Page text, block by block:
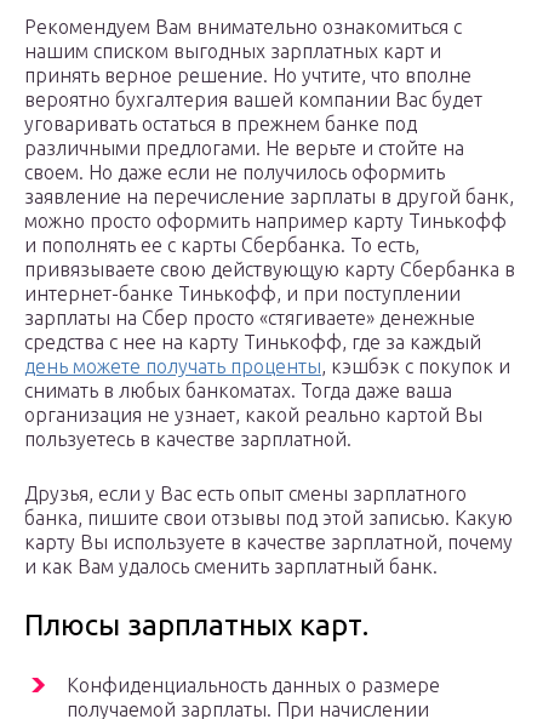
Рекомендуем Вам внимательно ознакомиться с
нашим списком выгодных зарплатных карт и
принять верное решение. Но учтите, что вполне
вероятно бухгалтерия вашей компании Вас будет
уговаривать остаться в прежнем банке под
различными предлогами. Не верьте и стойте на
своем. Но даже если не получилось оформить
заявление на перечисление зарплаты в другой банк,
можно просто оформить например карту Тинькофф
и пополнять ее с карты Сбербанка. То есть,
привязываете свою действующую карту Сбербанка в
интернет-банке Тинькофф, и при поступлении
зарплаты на Сбер просто «стягиваете» денежные
средства с нее на карту Тинькофф, где за каждый
день можете получать проценты, кэшбэк с покупок и
снимать в любых банкоматах. Тогда даже ваша
организация не узнает, какой реально картой Вы
пользуетесь в качестве зарплатной.
Друзья, если у Вас есть опыт смены зарплатного
банка, пишите свои отзывы под этой записью. Какую
карту Вы используете в качестве зарплатной, почему
и как Вам удалось сменить зарплатный банк.
Плюсы зарплатных карт.
Конфиденциальность данных о размере
получаемой зарплаты. При начислении